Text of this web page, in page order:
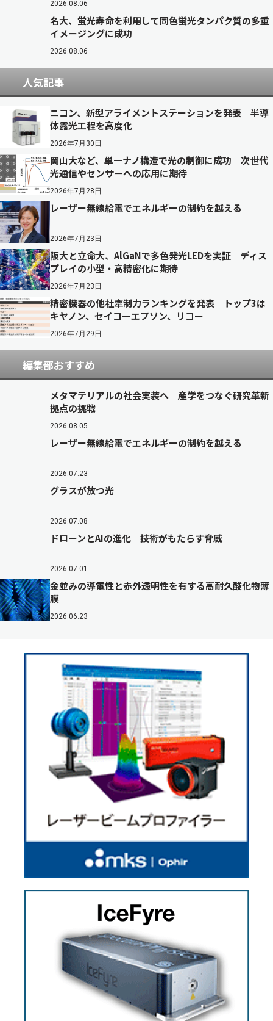
2026.08.06
名大、蛍光寿命を利用して同色蛍光タンパク質の多重
イメージングに成功
2026.08.06
人気記事
ニコン、新型アライメントステーションを発表 半導
体露光工程を高度化
2026年7月30日
岡山大など、単一ナノ構造で光の制御に成功 次世代
光通信やセンサーへの応用に期待
2026年7月28日
レーザー無線給電でエネルギーの制約を越える
2026年7月23日
阪大と立命大、AlGaNで多色発光LEDを実証 ディス
プレイの小型・高精密化に期待
2026年7月23日
精密機器の他社牽制力ランキングを発表 トップ3は
キヤノン、セイコーエプソン、リコー
2026年7月29日
編集部おすすめ
メタマテリアルの社会実装へ 産学をつなぐ研究革新
拠点の挑戦
2026.08.05
レーザー無線給電でエネルギーの制約を越える
2026.07.23
グラスが放つ光
2026.07.08
ドローンとAIの進化 技術がもたらす脅威
2026.07.01
金並みの導電性と赤外透明性を有する高耐久酸化物薄
膜
2026.06.23